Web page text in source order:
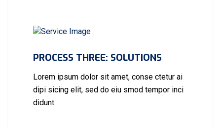
PROCESS THREE: SOLUTIONS
Lorem ipsum dolor sit amet, conse ctetur ai
dipi sicing elit, sed do eiu smod tempor inci
didunt.